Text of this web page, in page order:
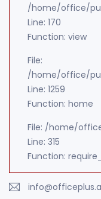
/home/office/
Line: 170
Function: view
File:
/home/office/
Line: 1259
Function: home
File: /home/
Line: 315
Function: